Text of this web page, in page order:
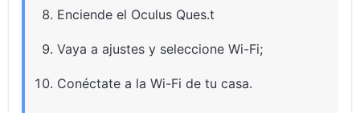
Enciende el Oculus Ques.t
Vaya a ajustes y seleccione Wi-Fi;
Conéctate a la Wi-Fi de tu casa.